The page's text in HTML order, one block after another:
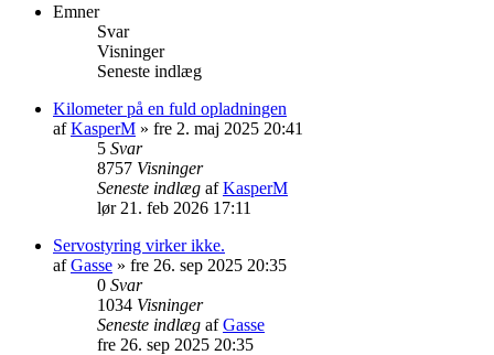
Emner
Svar
Visninger
Seneste indlæg
Kilometer på en fuld opladningen
afKasperM » fre 2. maj 2025 20:41
5 Svar
8757 Visninger
Seneste indlæg afKasperM
lør 21. feb 2026 17:11
Servostyring virker ikke.
afGasse » fre 26. sep 2025 20:35
0 Svar
1034 Visninger
Seneste indlæg afGasse
fre 26. sep 2025 20:35